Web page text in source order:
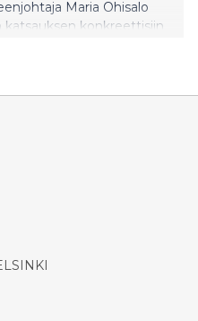
Maria Ohisalo
katsauksen konkreettisiin
striimattuna ympäri
100-